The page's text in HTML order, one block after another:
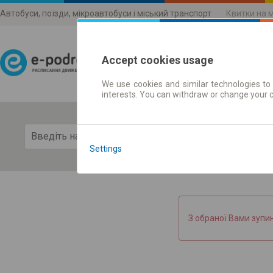
Автобуси, поїзди, мікроавтобуси і міський транспорт Квитки на
Розклади руху
З обраної Вами
Accept cookies usage
We use cookies and similar technologies
interests. You can withdraw or change
Settings